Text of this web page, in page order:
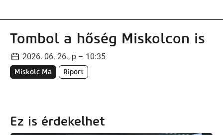
Tombol a hőség Miskolcon is
2026. 06. 26., p – 10:35
Miskolc Ma Riport
Ez is érdekelhet